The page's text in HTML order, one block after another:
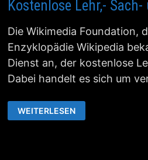
Kostenlose Lehr,-
Die Wikimedia Foundation,
Enzyklopädie Wikipedia
Dienst an, der kostenlose
Dabei handelt es sich um
KOSTENLOSE
LEHR,-
SACH-
WEITERLESEN